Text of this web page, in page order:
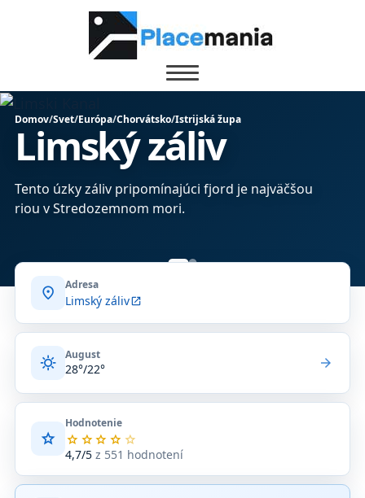
Domov/Svet/Európa/Chorvátsko/Istrijská župa
Limský záliv
Tento úzky záliv pripomínajúci fjord je najväčšou
riou v Stredozemnom mori.
location_on Adresa
Limský zálivopen_in_new
sunny August
28°/22° arrow_forward
star
Hodnotenie
star star star star star
4,7/5z 551 hodnotení
Priemerné
hodnotenie
z